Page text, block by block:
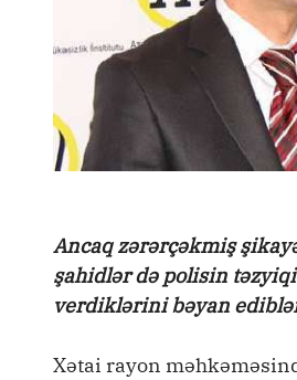
Ancaq zərərçəkmiş
şahidlər də polisin
verdiklərini bəyan
Xətai rayon